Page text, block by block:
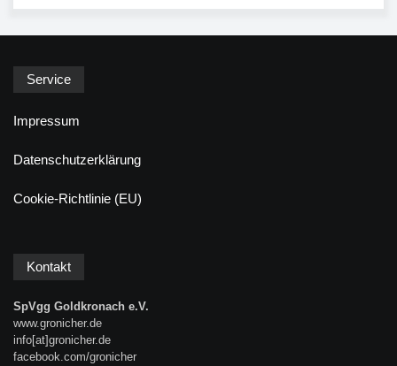
Service
Impressum
Datenschutzerklärung
Cookie-Richtlinie (EU)
Kontakt
SpVgg Goldkronach e.V.
www.gronicher.de
info[at]gronicher.de
facebook.com/gronicher